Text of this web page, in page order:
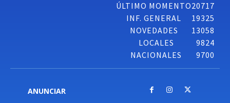
ÚLTIMO MOMENTO20717
INF. GENERAL
19325
NOVEDADES
13058
LOCALES
9824
NACIONALES
9700
ANUNCIAR